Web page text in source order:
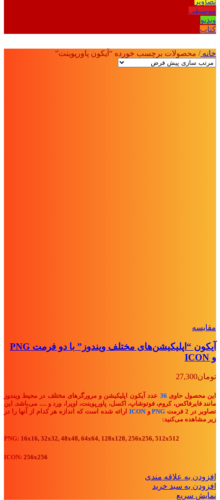
موسیقی
ویدیو
کتاب
خانه/ محصولات برچسب خورده “آیکون پاورپوینت”
مقايسه
آیکون “اپلیکیشن‌های مختلف ویندوز” با دو فرمت PNG
و ICON
تومان27,300
این محصول حاوی 36 عدد آیکون اپلیکیشن و مرورگرهای مختلف در محیط ویندوز
مانند فایرفاکس، کروم، فوتوشاپ، اکسل، پاورپوینت، اوپرا، ورد و ..... می‌باشد. این
تصاویر در 2 فرمت
PNGوICON ارائه شده است که اندازه هر کدام از آنها را در
زیر مشاهده می‌کنید:
PNG: 16x16, 32x32, 48x48, 64x64, 128x128, 256x256, 512x512
ICON: 256x256
افزودن به علاقه مندی
افزودن به سبد خرید
نمایش سریع